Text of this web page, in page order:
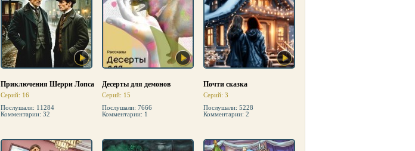
Приключения Шерри Лопса
Серий: 16
Послушали: 11284
Комментарии: 32
Десерты для демонов
Серий: 15
Послушали: 7666
Комментарии: 1
Почти сказка
Серий: 3
Послушали: 5228
Комментарии: 2